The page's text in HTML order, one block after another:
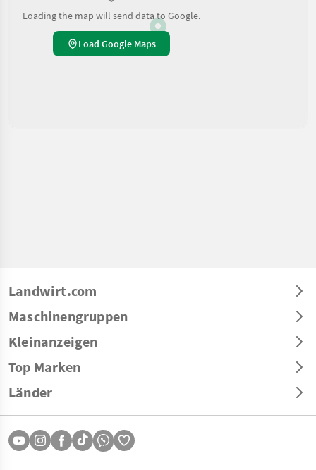
Loading the map will send data to Google.
Load Google Maps
Landwirt.com
Maschinengruppen
Kleinanzeigen
Top Marken
Länder